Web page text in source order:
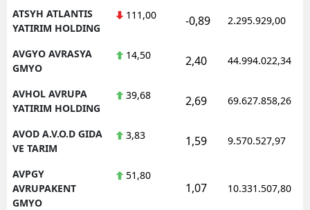
ATSYH ATLANTIS
YATIRIM HOLDING
111,00 -0,89 2.295.929,00
AVGYO AVRASYA
GMYO
14,50 2,40 44.994.022,34
AVHOL AVRUPA
YATIRIM HOLDING
39,68 2,69 69.627.858,26
AVOD A.V.O.D GIDA
VE TARIM
3,83 1,59 9.570.527,97
AVPGY
AVRUPAKENT
GMYO
51,80
1,07 10.331.507,80